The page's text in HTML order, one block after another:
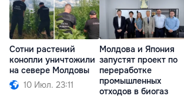
Сотни растений
конопли уничтожили
на севере Молдовы
10 Июл. 23:11
Молдова и Япония
запустят проект по
переработке
промышленных
отходов в биогаз